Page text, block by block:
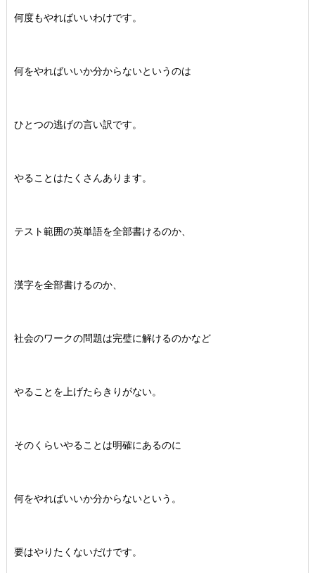
何度もやればいいわけです。
何をやればいいか分からないというのは
ひとつの逃げの言い訳です。
やることはたくさんあります。
テスト範囲の英単語を全部書けるのか、
漢字を全部書けるのか、
社会のワークの問題は完璧に解けるのかなど
やることを上げたらきりがない。
そのくらいやることは明確にあるのに
何をやればいいか分からないという。
要はやりたくないだけです。